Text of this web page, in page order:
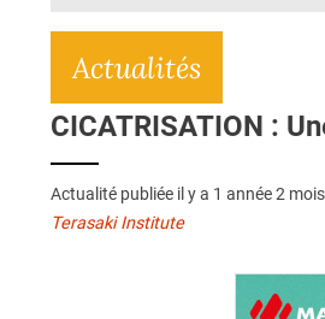
Actualités
CICATRISATION :
Actualité publiée il y a 1 année 2
Terasaki Institute